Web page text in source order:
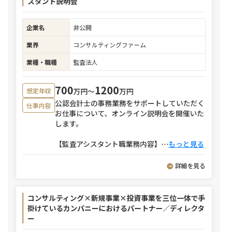
企業名
非公開
業界
コンサルティングファーム
業種・職種
監査法人
想定年収 700万円〜1200万円
仕事内容 公認会計士の事務業務をサポートしていただく
お仕事について、オンライン説明会を開催いた
します。
【監査アシスタント職業務内容】 ⋯もっと見る
詳細を見る
コンサルティング×新規事業×投資事業を三位一体で手
掛けているカンパニーにおけるパートナー／ディレクタ
ー